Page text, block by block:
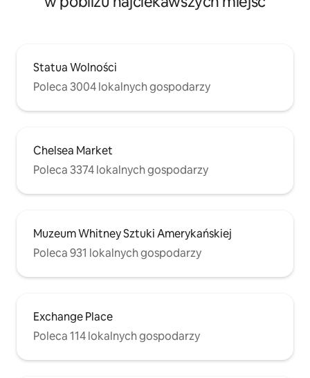
Statua Wolności
Poleca 3004 lokalnych gospodarzy
Chelsea Market
Poleca 3374 lokalnych gospodarzy
Muzeum Whitney Sztuki Amerykańskiej
Poleca 931 lokalnych gospodarzy
Exchange Place
Poleca 114 lokalnych gospodarzy